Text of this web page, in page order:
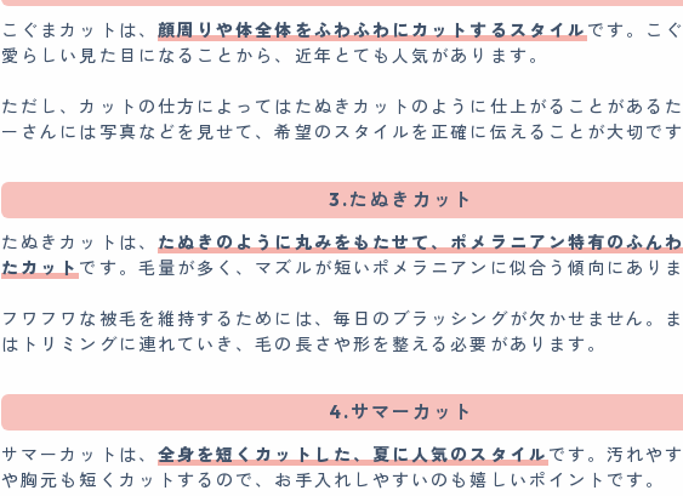
こぐまカットは、 顔周りや体全体をふわふわにカットするスタイルです。こ
愛らしい見た目になることから、近年とても人気があります。
ただし、カットの仕方によってはたぬきカットのように仕上がることがある
ーさんには写真などを見せて、希望のスタイルを正確に伝えることが大切です
3.たぬきカット
たぬきカットは、 たぬきのように丸みをもたせて、ポメラニアン特有のふん
たカットです。毛量が多く、マズルが短いポメラニアンに似合う傾向にありま
フワフワな被毛を維持するためには、毎日のブラッシングが欠かせません。
はトリミングに連れていき、毛の長さや形を整える必要があります。
4.サマーカット
サマーカットは、 全身を短くカットした、夏に人気のスタイルです。汚れや
や胸元も短くカットするので、お手入れしやすいのも嬉しいポイントです。